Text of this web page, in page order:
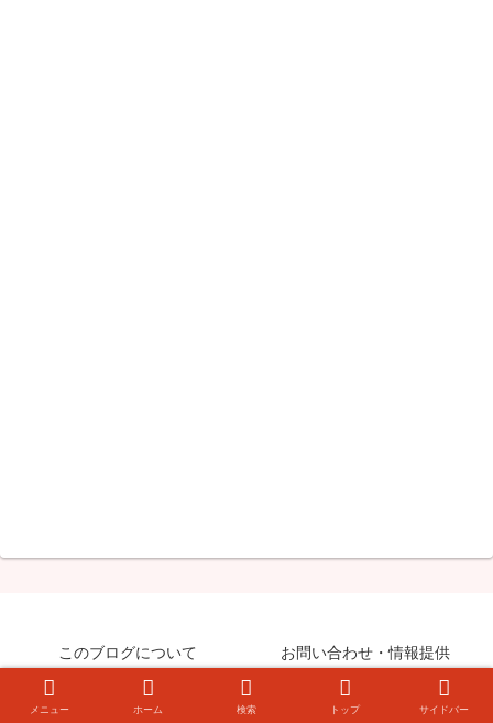
このブログについて お問い合わせ・情報提供
© 2008-2026 知らなきゃ絶対損するPCマル秘ワザ.
メニュー ホーム 検索 トップ サイドバー